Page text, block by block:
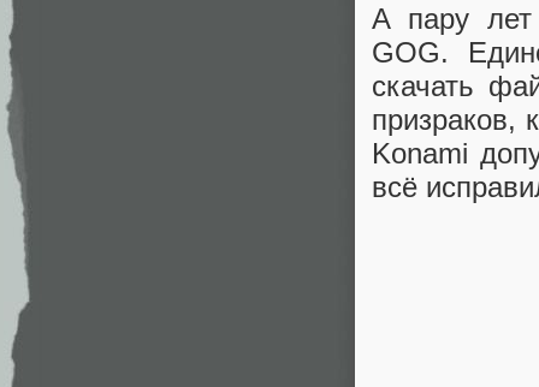
А пару
GOG.
скачать
призраков,
Konami
всё